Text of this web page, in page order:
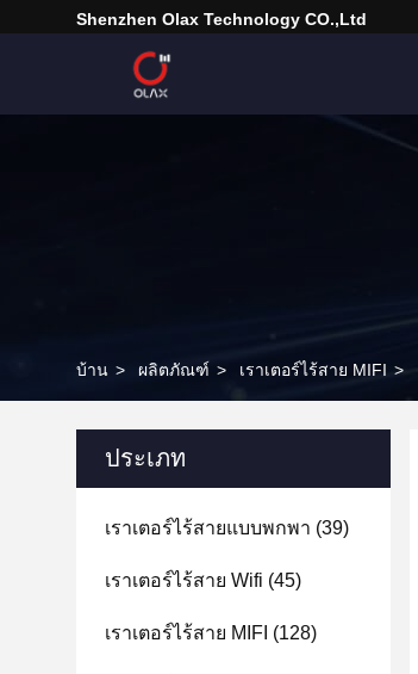
Shenzhen Olax Technology CO.,Ltd
บ้าน > ผลิตภัณฑ์ > เราเตอร์ไร้สาย MIFI >
ประเภท
เราเตอร์ไร้สายแบบพกพา (39)
เราเตอร์ไร้สาย Wifi (45)
เราเตอร์ไร้สาย MIFI (128)